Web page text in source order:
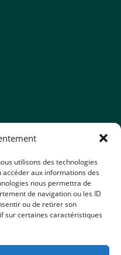
utilisons des technologies
aux informations des
nous permettra de
de navigation ou les ID
ou de retirer son
sur certaines caractéristiques